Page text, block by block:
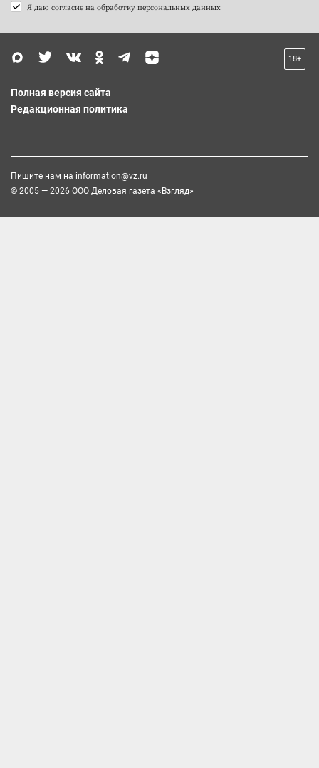
Я даю согласие на обработку персональных данных
18+
Полная версия сайта
Редакционная политика
Пишите нам на information@vz.ru
© 2005 — 2026 ООО Деловая газета «Взгляд»